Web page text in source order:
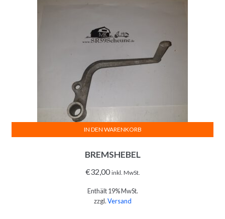
BREMSHEBEL
€32,00 inkl. MwSt.
Enthält 19% MwSt.
zzgl.Versand
IN DEN WARENKORB